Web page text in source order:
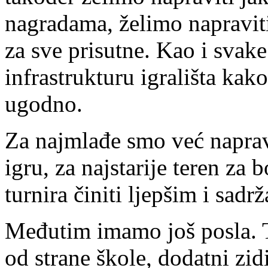
nagradama, želimo
za sve prisutne. Kao i
infrastrukturu igrališta
ugodno.
Za najmlađe smo već
igru, za najstarije teren za
turnira činiti ljepšim i
Međutim imamo još posla.
od strane škole, dodatni